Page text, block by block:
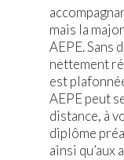
mais la
AEPE. Sans
nettement
est
AEPE peut
distance, à
diplôme
ainsi qu’aux